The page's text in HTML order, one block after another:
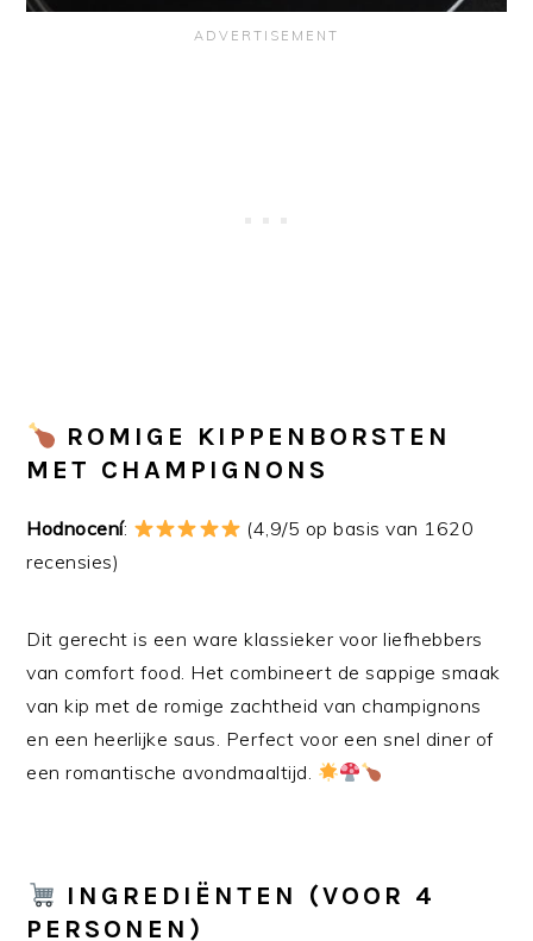
ROMIGE KIPPENBORSTEN
MET CHAMPIGNONS
Hodnocení:
(4,9/5 op basis van 1620
recensies)
Dit gerecht is een ware klassieker voor liefhebbers
van comfort food. Het combineert de sappige smaak
van kip met de romige zachtheid van champignons
en een heerlijke saus. Perfect voor een snel diner of
een romantische avondmaaltijd.
INGREDIËNTEN (VOOR 4
PERSONEN)